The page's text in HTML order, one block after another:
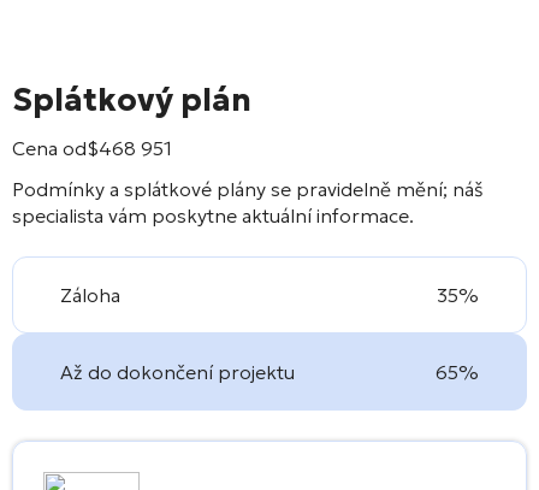
Splátkový plán
Cena od$468 951
Podmínky a splátkové plány se pravidelně mění; náš
specialista vám poskytne aktuální informace.
Záloha 35%
Až do dokončení projektu 65%